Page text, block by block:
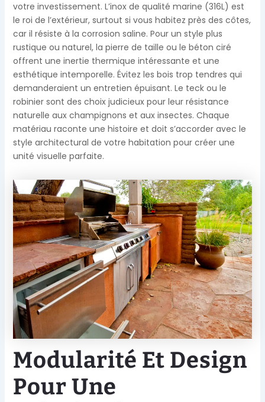
votre investissement. L’inox de qualité marine (316L) est
le roi de l’extérieur, surtout si vous habitez près des côtes,
car il résiste à la corrosion saline. Pour un style plus
rustique ou naturel, la pierre de taille ou le béton ciré
offrent une inertie thermique intéressante et une
esthétique intemporelle. Évitez les bois trop tendres qui
demanderaient un entretien épuisant. Le teck ou le
robinier sont des choix judicieux pour leur résistance
naturelle aux champignons et aux insectes. Chaque
matériau raconte une histoire et doit s’accorder avec le
style architectural de votre habitation pour créer une
unité visuelle parfaite.
Modularité Et Design
Pour Une